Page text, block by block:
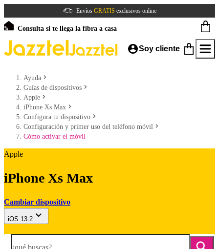
Envíos GRATIS exclusivos online
Consulta si te llega la fibra a casa
Soy cliente
Ayuda
Guías de dispositivos
Apple
iPhone Xs Max
Configura tu dispositivo
Configuración y primer uso del teléfono móvil
Cómo activar el móvil
Apple
iPhone Xs Max
Cambiar dispositivo
iOS 13.2
¿qué buscas?